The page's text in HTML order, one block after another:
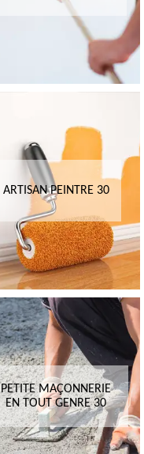
ARTISAN PEINTRE 30
PETITE MAÇONNERIE
EN TOUT GENRE 30